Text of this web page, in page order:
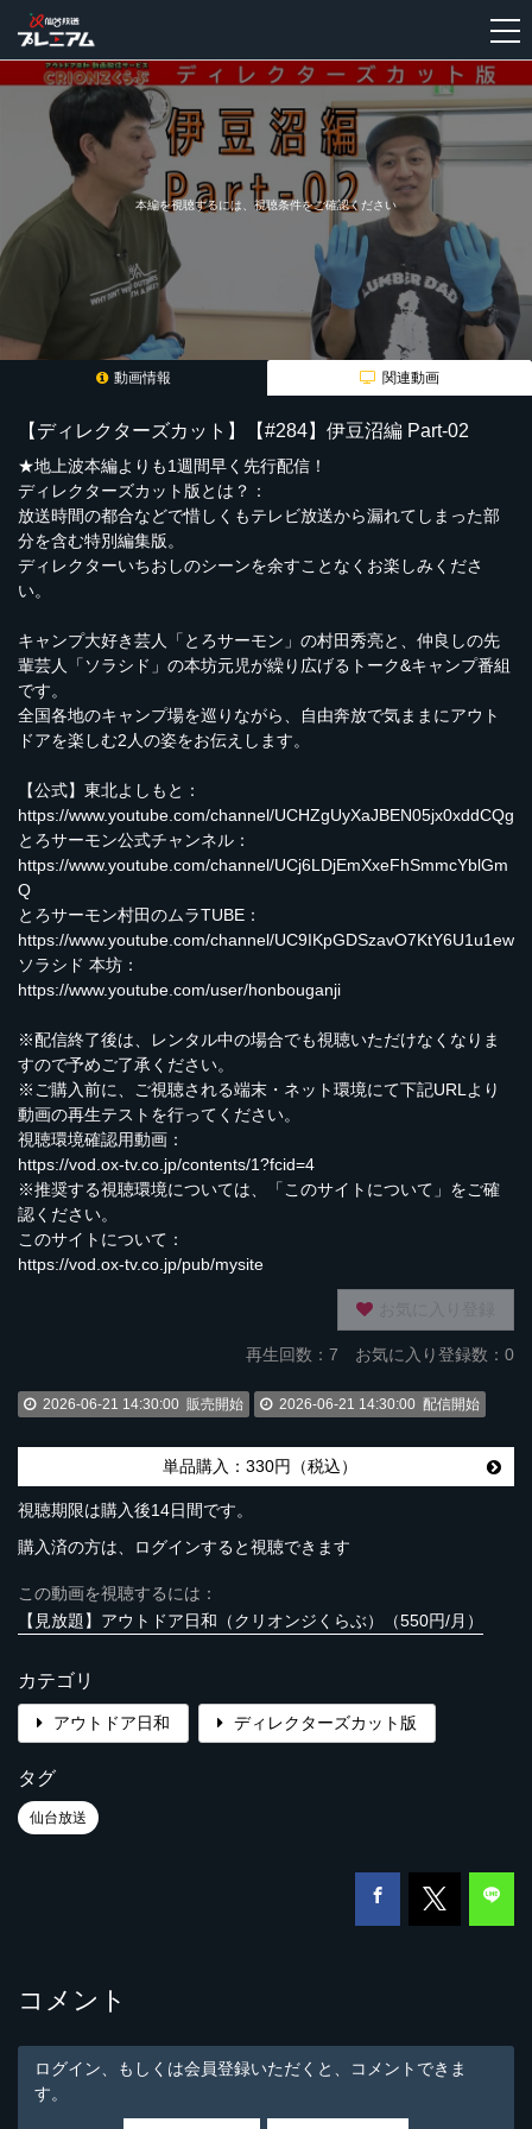
規
本編を視聴するには、視聴条件をご確認ください
動画情報 関連動画
【ディレクターズカット】【#284】伊豆沼編 Part-02
★地上波本編よりも1週間早く先行配信！
ディレクターズカット版とは？：
放送時間の都合などで惜しくもテレビ放送から漏れてしまった部
分を含む特別編集版。
ディレクターいちおしのシーンを余すことなくお楽しみくださ
い。
キャンプ大好き芸人「とろサーモン」の村田秀亮と、仲良しの先
輩芸人「ソラシド」の本坊元児が繰り広げるトーク&キャンプ番組
です。
全国各地のキャンプ場を巡りながら、自由奔放で気ままにアウト
ドアを楽しむ2人の姿をお伝えします。
【公式】東北よしもと：
https://www.youtube.com/channel/UCHZgUyXaJBEN05jx0xddCQg
とろサーモン公式チャンネル：
https://www.youtube.com/channel/UCj6LDjEmXxeFhSmmcYblGm
Q
とろサーモン村田のムラTUBE：
https://www.youtube.com/channel/UC9IKpGDSzavO7KtY6U1u1ew
ソラシド 本坊：
https://www.youtube.com/user/honbouganji
※配信終了後は、レンタル中の場合でも視聴いただけなくなりま
すので予めご了承ください。
※ご購入前に、ご視聴される端末・ネット環境にて下記URLより
動画の再生テストを行ってください。
視聴環境確認用動画：
https://vod.ox-tv.co.jp/contents/1?fcid=4
※推奨する視聴環境については、「このサイトについて」をご確
認ください。
このサイトについて：
https://vod.ox-tv.co.jp/pub/mysite
再生回数： 7 お気に入り登録数：0
2026-06-21 14:30:00 販売開始 2026-06-21 14:30:00 配信開始
単品購入：330円（税込）
視聴期限は購入後14日間です。
購入済の方は、ログインすると視聴できます
この動画を視聴するには：
【見放題】アウトドア日和（クリオンジくらぶ）（550円/月）
カテゴリ
アウトドア日和 ディレクターズカット版
タグ
仙台放送
コメント
ログイン、もしくは会員登録いただくと、コメントできま
す。